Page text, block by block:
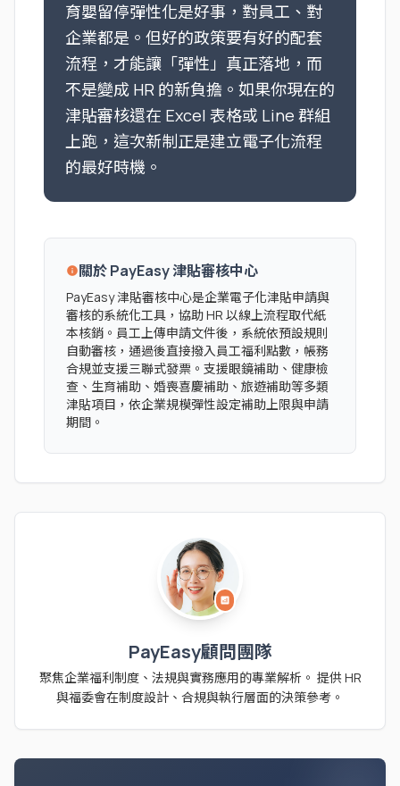
育嬰留停彈性化是好事，對員工、對
企業都是。但好的政策要有好的配套
流程，才能讓「彈性」真正落地，而
不是變成 HR 的新負擔。如果你現在的
津貼審核還在 Excel 表格或 Line 群組
上跑，這次新制正是建立電子化流程
的最好時機。
info關於 PayEasy 津貼審核中心
PayEasy 津貼審核中心是企業電子化津貼申請與
審核的系統化工具，協助 HR 以線上流程取代紙
本核銷。員工上傳申請文件後，系統依預設規則
自動審核，通過後直接撥入員工福利點數，帳務
合規並支援三聯式發票。支援眼鏡補助、健康檢
查、生育補助、婚喪喜慶補助、旅遊補助等多類
津貼項目，依企業規模彈性設定補助上限與申請
期間。
analytics
PayEasy顧問團隊
聚焦企業福利制度、法規與實務應用的專業解析。 提供 HR
與福委會在制度設計、合規與執行層面的決策參考。